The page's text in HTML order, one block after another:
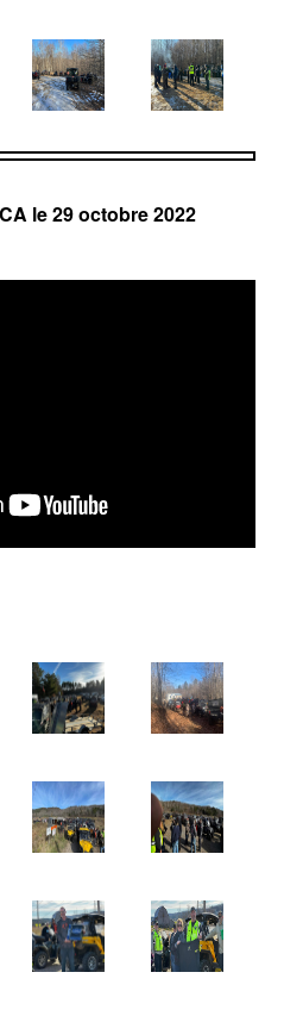
le 29 octobre 2022